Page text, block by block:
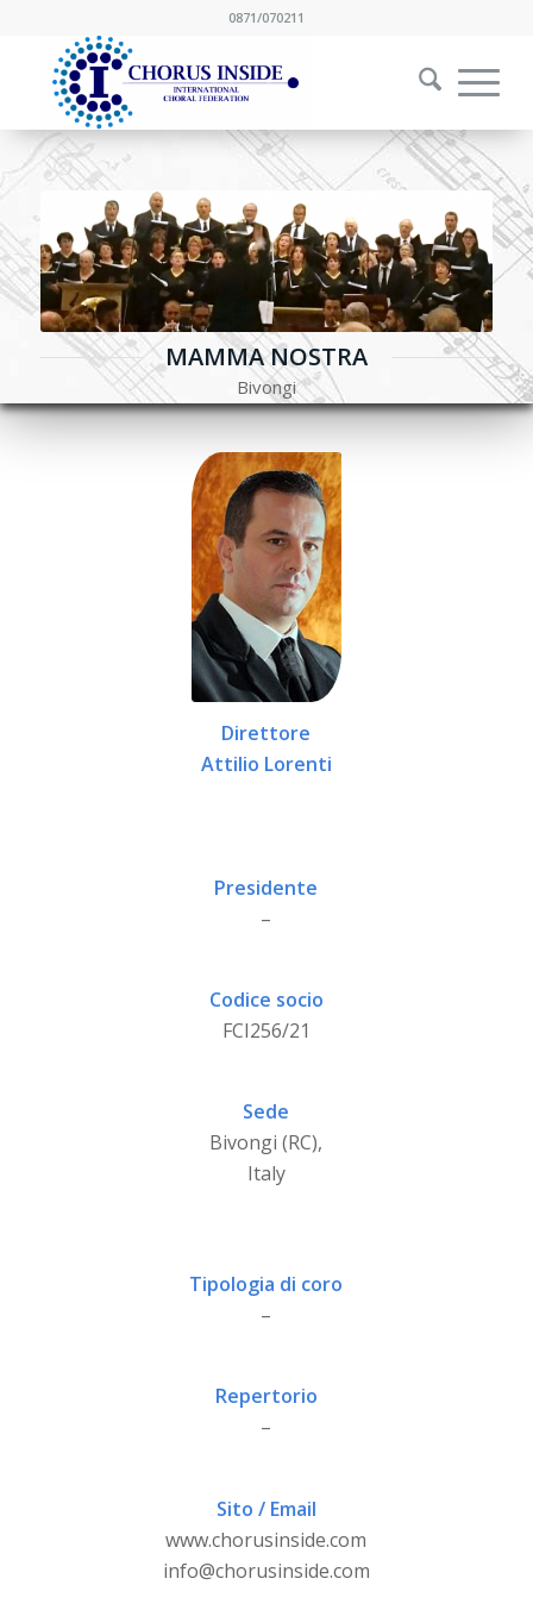
0871/070211
MAMMA NOSTRA
Bivongi
Direttore
Attilio Lorenti
Presidente
–
Codice socio
FCI256/21
Sede
Bivongi (RC),
Italy
Tipologia di coro
–
Repertorio
–
Sito / Email
www.chorusinside.com
info@chorusinside.com